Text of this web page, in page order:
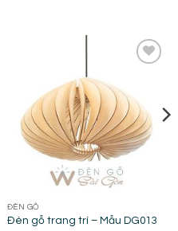
ĐÈN GỖ
Đèn gỗ trang trí – Mẫu DG013